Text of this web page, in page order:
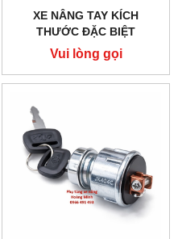
XE NÂNG TAY KÍCH
THƯỚC ĐẶC BIỆT
450X800MM, TẢI 2500KG
Vui lòng gọi